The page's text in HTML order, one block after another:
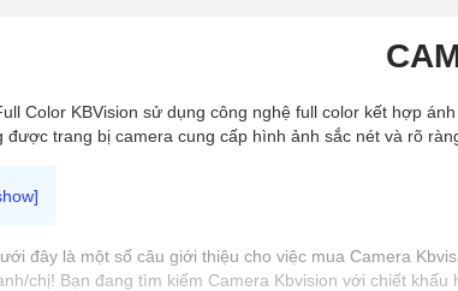
Color KBVision sử dụng công nghệ full color kết hợp
được trang bị camera cung cấp hình ảnh sắc nét và rõ
đây là một số câu giới thiệu cho việc mua Camera
chị! Bạn đang tìm kiếm Camera Kbvision với chiết